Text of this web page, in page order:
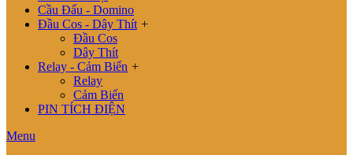
Cầu Đấu - Domino
Đầu Cos - Dây Thít +
Đầu Cos
Dây Thít
Relay - Cảm Biến +
Relay
Cảm Biến
PIN TÍCH ĐIỆN
Menu